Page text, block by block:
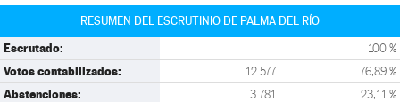
RESUMEN DEL ESCRUTINIO DE PALMA DEL RÍO
Escrutado: 100 %
Votos contabilizados: 12.577 76,89 %
Abstenciones: 3.781 23,11 %